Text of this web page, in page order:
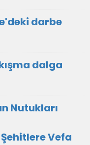
darbe
dalga
Nutukları
Vefa